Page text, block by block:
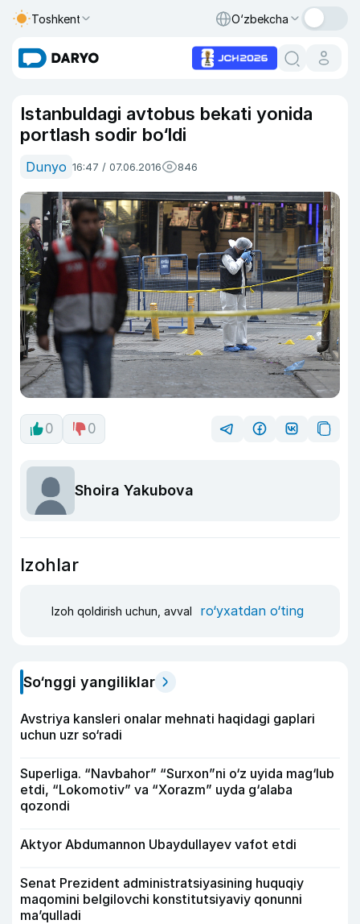
Toshkent O‘zbekcha
Istanbuldagi avtobus bekati yonida
portlash sodir bo‘ldi
Dunyo 16:47 / 07.06.2016 846
0 0
Shoira Yakubova
Izohlar
Izoh qoldirish uchun, avval ro‘yxatdan o‘ting
So‘nggi yangiliklar
Avstriya kansleri onalar mehnati haqidagi gaplari
uchun uzr so‘radi
Superliga. “Navbahor” “Surxon”ni o‘z uyida mag‘lub
etdi, “Lokomotiv” va “Xorazm” uyda g‘alaba
qozondi
Aktyor Abdu­mannon Ubaydullayev vafot etdi
Senat Prezident administratsiyasining huquqiy
maqomini belgilovchi konstitutsiyaviy qonunni
ma’qulladi